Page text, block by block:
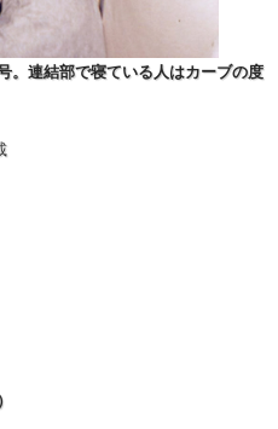
。連結部で寝ている人はカーブの度